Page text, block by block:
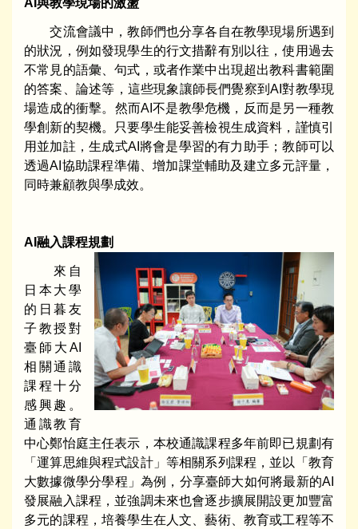
交流會議中，教師們也分享各自在教學現場所遇到
的狀況，例如發現學生的行文措辭有別以往，使用過去
不常見的語彙、句式，或者作業中出現超出教科書範圍
的答案、論述等，這些現象讓師長們覺察到AI對教學現
場造成的衝擊。然而AI不是教學危機，反而是另一種教
學創新的契機。只要學生能妥善檢視生成資料，謹慎引
用並加註，生成式AI將會是學習的有力助手；教師可以
透過AI協助課程準備、增加課堂輔助及建立多元評量，
同時兼顧教與學成效。
AI 融入課程規劃
來自
日本大學
的日暮友
子教授對
臺師大AI
相關通識
課程十分
感興趣。
通識教育
中心鄭怡庭主任表示，本校通識課程多年前即已規劃有
「運算思維與程式設計」等相關系列課程，並以「教育
大數據微學分學程」為例，分享臺師大如何將最新的AI
發展融入課程，並強調未來也會逐步擴展開設更加豐富
多元的課程，培養學生在人文、藝術、教育或工程等不